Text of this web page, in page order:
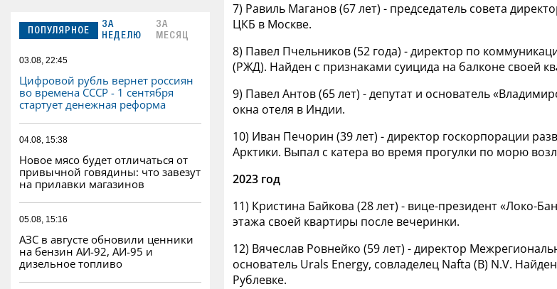
ПОПУЛЯРНОЕ
ЗА
НЕДЕЛЮ
ЗА
МЕСЯЦ
03.08, 22:45
Цифровой рубль вернет россиян
во времена СССР - 1 сентября
стартует денежная реформа
04.08, 15:38
Новое мясо будет отличаться от
привычной говядины: что завезут
на прилавки магазинов
05.08, 15:16
АЗС в августе обновили ценники
на бензин АИ-92, АИ-95 и
дизельное топливо
7) Равиль Маганов (67 лет) - председатель совета
ЦКБ в Москве.
8) Павел Пчельников (52 года) - директор по
(РЖД). Найден с признаками суицида на балконе своей
9) Павел Антов (65 лет) - депутат и основатель
окна отеля в Индии.
10) Иван Печорин (39 лет) - директор госкорпорации
Арктики. Выпал с катера во время прогулки по морю
2023 год
11) Кристина Байкова (28 лет) - вице-президент «Локо-
этажа своей квартиры после вечеринки.
12) Вячеслав Ровнейко (59 лет) - директор
основатель Urals Energy, совладелец Nafta (B) N.V.
Рублевке.